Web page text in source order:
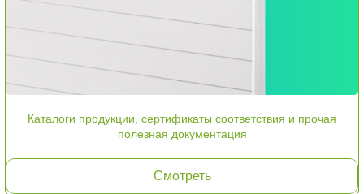
Каталоги продукции, сертификаты соответствия и прочая
полезная документация
Смотреть